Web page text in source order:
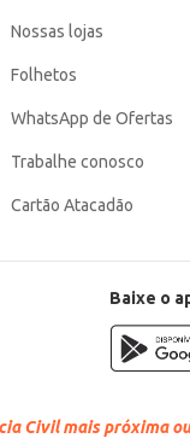
Nossas lojas
Folhetos
WhatsApp de Ofertas
Trabalhe conosco
Cartão Atacadão
Baixe o
Civil mais próxima